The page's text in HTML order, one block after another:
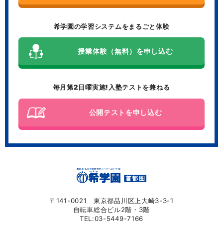
希学園の学習システムをまるごと体験
授業体験（無料）を申し込む
毎月第2日曜実施!入塾テストを兼ねる
公開テストを申し込む
〒141-0021 東京都品川区上大崎3-3-1
自転車総合ビル2階・3階
TEL:03-5449-7166